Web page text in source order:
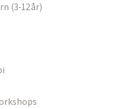
(3-12år)